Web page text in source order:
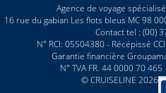
Agence de voyage
16 rue du gabian Les flots bleus MC 98
Contact tel : (00)
N° RCI: 05S04380 - Récépissé
Garantie financière
N° TVA FR. 44 0000 70
© CRUISELINE 2026